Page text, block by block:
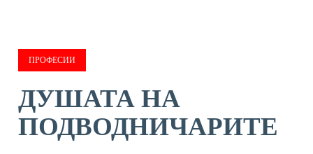
ПРОФЕСИИ
ДУШАТА НА
ПОДВОДНИЧАРИТЕ